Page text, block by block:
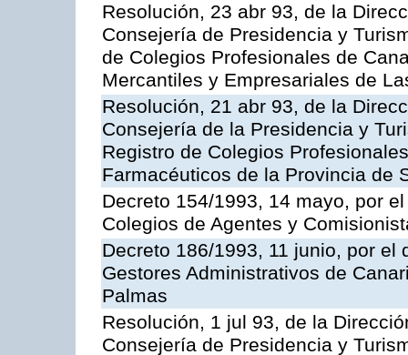
Resolución, 23 abr 93, de la
Consejería de Presidencia y
de Colegios Profesionales de
Mercantiles y Empresariales de
Resolución, 21 abr 93, de la
Consejería de la Presidencia y
Registro de Colegios
Farmacéuticos de la Provincia de
Decreto 154/1993, 14 mayo, por
Colegios de Agentes y
Decreto 186/1993, 11 junio, por
Gestores Administrativos de
Palmas
Resolución, 1 jul 93, de la
Consejería de Presidencia y